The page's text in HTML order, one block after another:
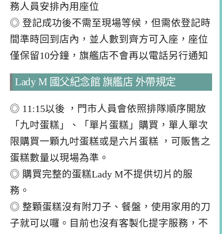
務人員安排內用座位
◎ 登記成功後不需至現場等候，但需依登記時
間準時回到店內，並人數到齊方可入座，座位
僅保留10分鐘，旗艦店不會再以電話另行通知
Lady M 國父紀念館 旗艦店 外帶規定
◎ 11:15以後 ，門市人員會依照排隊順序開放
「九吋蛋糕」、「單片蛋糕」購買，單人單次
限購買一顆九吋蛋糕或是六片蛋糕 ，可販售之
蛋糕數量以現場為準。
◎ 購買完整的蛋糕Lady M不提供切片的服
務。
◎ 整顆蛋糕沒有附刀子、餐盤，使用家用的刀
子就可以囉。目前也沒有客製化提字服務，不